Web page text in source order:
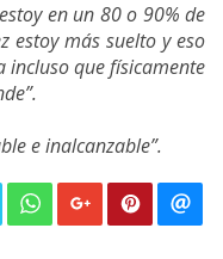
en un 80 o 90% de
estoy más suelto y eso
incluso que físicamente
e inalcanzable”.